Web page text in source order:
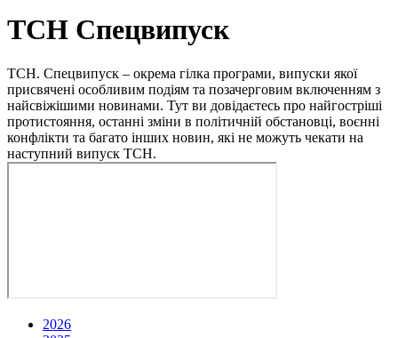
ТСН Спецвипуск
ТСН. Спецвипуск – окрема гілка програми, випуски якої
присвячені особливим подіям та позачерговим включенням з
найсвіжішими новинами. Тут ви довідаєтесь про найгостріші
протистояння, останні зміни в політичній обстановці, воєнні
конфлікти та багато інших новин, які не можуть чекати на
наступний випуск ТСН.
2026